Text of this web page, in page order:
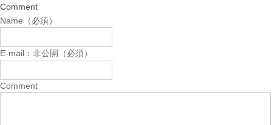
Comment
Name（必須）
E-mail：非公開（必須）
Comment